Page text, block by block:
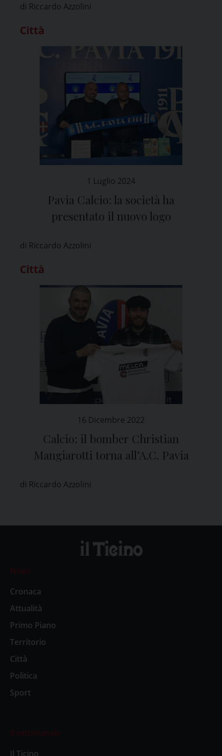
di Riccardo Azzolini
Città
1 Luglio 2024
Pavia Calcio: la società ha
presentato il nuovo logo
di Riccardo Azzolini
Città
16 Dicembre 2022
Calcio: il bomber Christian
Mangiarotti torna all’A.C. Pavia
di Riccardo Azzolini
News
Cronaca
Attualità
Primo Piano
Territorio
Città
Politica
Sport
Il settimanale
Il Ticino